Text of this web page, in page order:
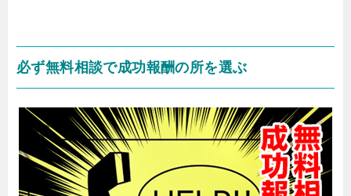
必ず無料相談で成功報酬の所を選ぶ